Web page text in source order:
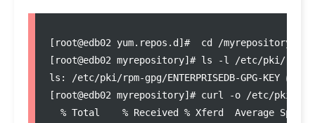
[root@edb02 yum.repos.d]#  cd /myrepository
[root@edb02 myrepository]# ls -l /etc/pki/rpm-gpg/
ls: /etc/pki/rpm-gpg/ENTERPRISEDB-GPG-KEY にアク
[root@edb02 myrepository]# curl -o /etc/pki/rpm-
% Total    % Received % Xferd  Average Speed